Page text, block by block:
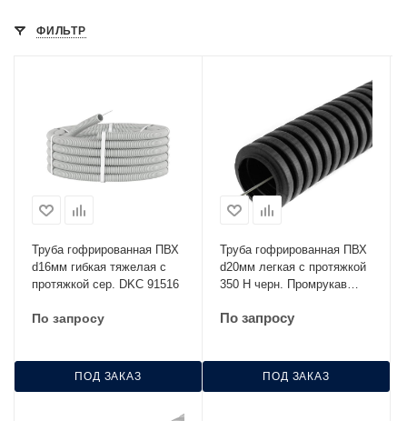
ФИЛЬТР
Труба гофрированная ПВХ
d16мм гибкая тяжелая с
протяжкой сер. DKC 91516
По запросу
ПОД ЗАКАЗ
Труба гофрированная ПВХ
d20мм легкая с протяжкой
350 Н черн. Промрукав
По запросу
ПОД ЗАКАЗ